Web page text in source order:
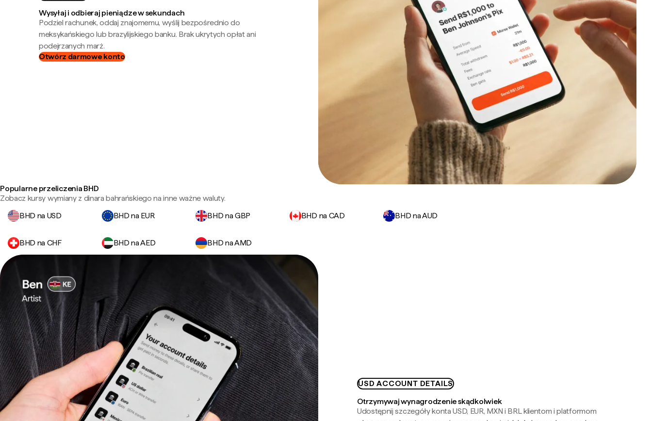
Wysyłaj i odbieraj pieniądze w sekundach
Podziel rachunek, oddaj znajomemu, wyślij bezpośrednio do
meksykańskiego lub brazylijskiego banku. Brak ukrytych opłat ani
podejrzanych marż.
Otwórz darmowe konto
Popularne przeliczenia BHD
Zobacz kursy wymiany z dinara bahrańskiego na inne ważne waluty.
BHD na USD
BHD na EUR BHD na GBP BHD na CAD BHD na AUD
BHD na CHF BHD na AED BHD na AMD
USD ACCOUNT DETAILS
Otrzymywaj wynagrodzenie skądkolwiek
Udostępnij szczegóły konta USD, EUR, MXN i BRL klientom i platformom